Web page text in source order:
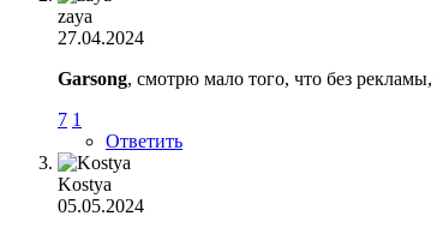
zaya
27.04.2024
Garsong, смотрю мало того, что без
7 1
Ответить
Kostya
05.05.2024